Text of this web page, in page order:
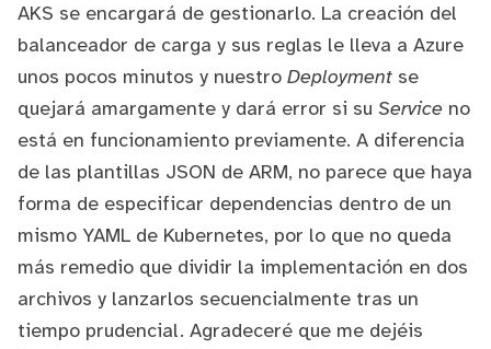
AKS se encargará de gestionarlo. La creación del
balanceador de carga y sus reglas le lleva a Azure
unos pocos minutos y nuestro Deployment se
quejará amargamente y dará error si su Service no
está en funcionamiento previamente. A diferencia
de las plantillas JSON de ARM, no parece que haya
forma de especificar dependencias dentro de un
mismo YAML de Kubernetes, por lo que no queda
más remedio que dividir la implementación en dos
archivos y lanzarlos secuencialmente tras un
tiempo prudencial. Agradeceré que me dejéis